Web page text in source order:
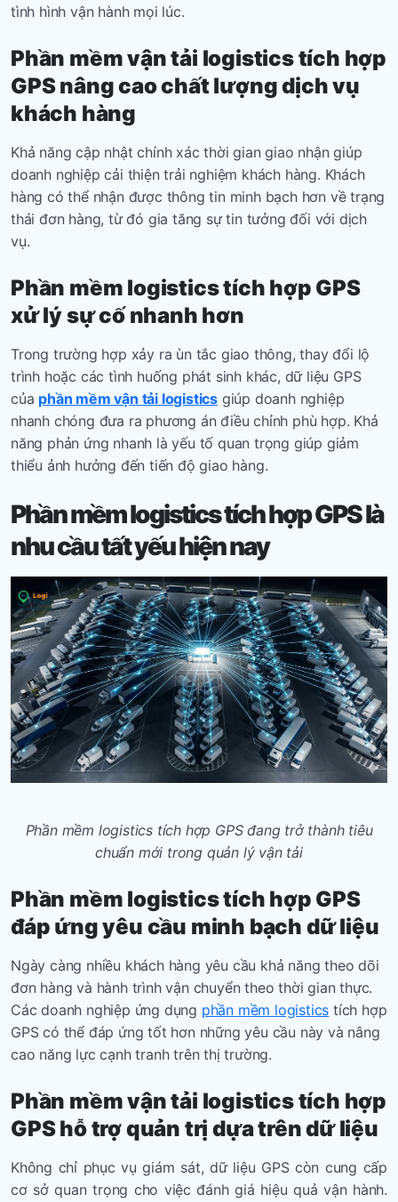
tình hình vận hành mọi lúc.
Phần mềmvận tải logistics tích hợp
GPSnâng cao chất lượng dịch vụ
khách hàng
Khả năng cập nhật chính xác thời gian giao nhận giúp
doanh nghiệp cải thiện trải nghiệm khách hàng. Khách
hàng có thể nhận được thông tin minh bạch hơn về trạng
thái đơn hàng, từ đó gia tăng sự tin tưởng đối với dịch
vụ.
Phần mềm logistics tích hợp GPS
xử lý sự cố nhanh hơn
Trong trường hợp xảy ra ùn tắc giao thông, thay đổi lộ
trình hoặc các tình huống phát sinh khác, dữ liệu GPS
của phần mềm vận tải logistics giúp doanh nghiệp
nhanh chóng đưa ra phương án điều chỉnh phù hợp. Khả
năng phản ứng nhanh là yếu tố quan trọng giúp giảm
thiểu ảnh hưởng đến tiến độ giao hàng.
Phần mềm logisticstích hợp GPS là
nhu cầutất yếu hiện nay
Phần mềm logistics tích hợp GPS đang trở thành tiêu
chuẩn mới trong quản lý vận tải
Phần mềm logisticstích hợp GPS
đáp ứng yêu cầu minh bạch dữ liệu
Ngày càng nhiều khách hàng yêu cầu khả năng theo dõi
đơn hàng và hành trình vận chuyển theo thời gian thực.
Các doanh nghiệp ứng dụng phần mềm logistics tích hợp
GPS có thể đáp ứng tốt hơn những yêu cầu này và nâng
cao năng lực cạnh tranh trên thị trường.
Phần mềmvận tải logisticstích hợp
GPS hỗ trợ quản trị dựa trên dữ liệu
Không chỉ phục vụ giám sát, dữ liệu GPS còn cung cấp
cơ sở quan trọng cho việc đánh giá hiệu quả vận hành.